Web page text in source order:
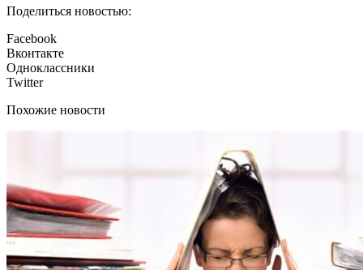
Поделиться новостью:
Facebook
Вконтакте
Одноклассники
Twitter
Похожие новости